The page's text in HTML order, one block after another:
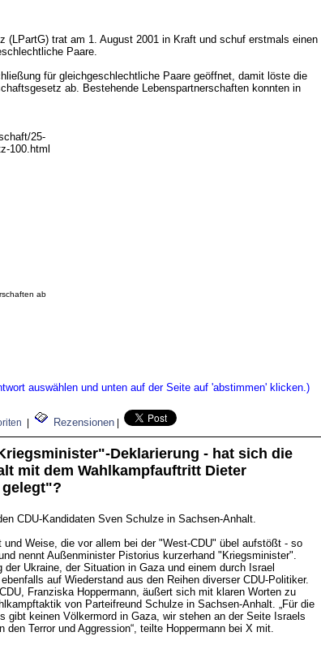
(LPartG) trat am 1. August 2001 in Kraft und schuf erstmals einen
Paare.
für gleichgeschlechtliche Paare geöffnet, damit löste die
ab. Bestehende Lebenspartnerschaften konnten in
25-
100.html
ab
auswählen und unten auf der Seite auf 'abstimmen' klicken.)
Rezensionen
Deklarierung - hat sich die
mit dem Wahlkampfauftritt Dieter
CDU-Kandidaten Sven Schulze in Sachsen-Anhalt.
Weise, die vor allem bei der "West-CDU" übel aufstößt - so
nennt Außenminister Pistorius kurzerhand "Kriegsminister".
Ukraine, der Situation in Gaza und einem durch Israel
auf Wiederstand aus den Reihen diverser CDU-Politiker.
Franziska Hoppermann, äußert sich mit klaren Worten zu
von Parteifreund Schulze in Sachsen-Anhalt. „Für die
gibt keinen Völkermord in Gaza, wir stehen an der Seite Israels
den Terror und Aggression“, teilte Hoppermann bei X mit.